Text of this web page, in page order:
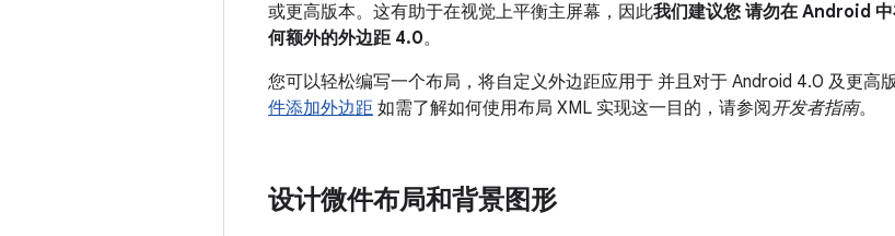
或更高版本。这有助于在视觉上平衡主屏幕，因此我们建议您 请勿在 Android
何额外的外边距 4.0。
您可以轻松编写一个布局，将自定义外边距应用于 并且对于 Android 4.0 及更高
件添加外边距 如需了解如何使用布局 XML 实现这一目的，请参阅开发者指南。
设计微件布局和背景图形